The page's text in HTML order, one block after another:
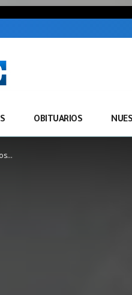
OBITUARIOS